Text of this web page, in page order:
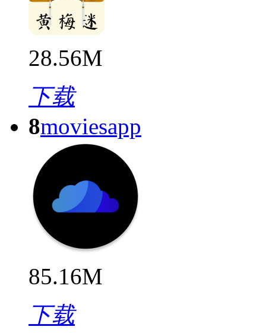
28.56M
下载
8moviesapp
85.16M
下载